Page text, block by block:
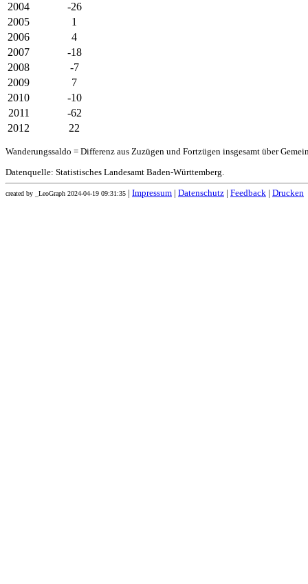
2004
-26
2005
1
2006
4
2007
-18
2008
-7
2009
7
2010
-10
2011
-62
2012
22
Wanderungssaldo = Differenz aus Zuzügen und Fortzügen insgesamt über
Datenquelle: Statistisches Landesamt Baden-Württemberg.
created by _LeoGraph 2024-04-19 09:31:35 Impressum Datenschutz Feedback Drucken